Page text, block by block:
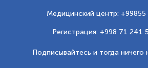
Медицинский центр:
Регистрация: +998 71 241
Подписывайтесь и тогда ничего